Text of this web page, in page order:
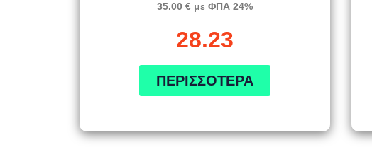
35.00 € με ΦΠΑ 24%
28.23
ΠΕΡΙΣΣΌΤΕΡΑ